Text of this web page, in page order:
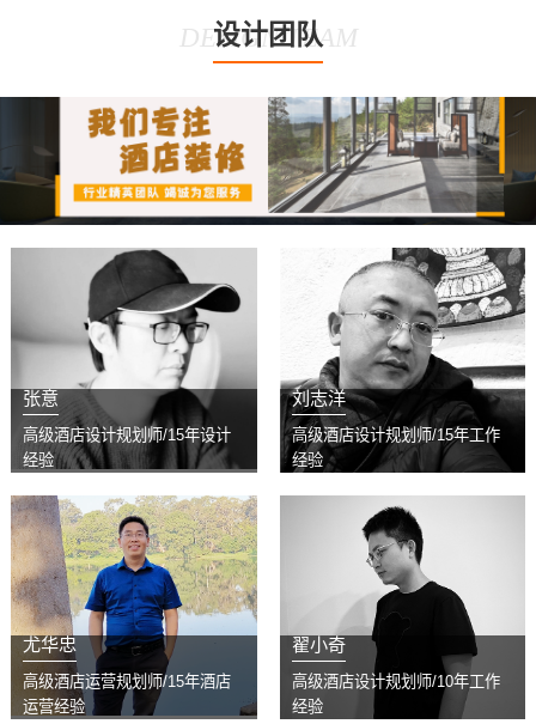
设计团队
DESIGN TEAM
张意
高级酒店设计规划师/15年设计
经验
刘志洋
高级酒店设计规划师/15年工作
经验
尤华忠
高级酒店运营规划师/15年酒店
运营经验
翟小奇
高级酒店设计规划师/10年工作
经验